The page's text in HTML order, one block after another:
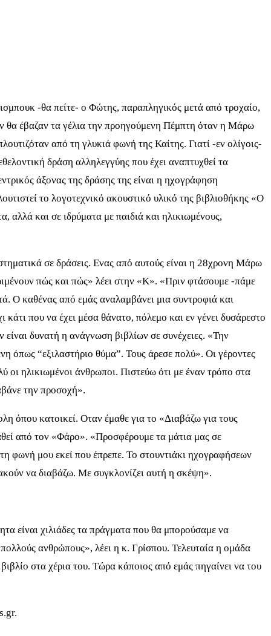
-θα πείτε- ο Φώτης, παραπληγικός μετά από τροχαίο,
θα έβαζαν τα γέλια την προηγούμενη Πέμπτη όταν η Μάρω
από τη γλυκιά φωνή της Καίτης. Γιατί -εν ολίγοις-
δράση αλληλεγγύης που έχει αναπτυχθεί τα
άξονας της δράσης της είναι η ηχογράφηση
το λογοτεχνικό ακουστικό υλικό της βιβλιοθήκης «Ο
και σε ιδρύματα με παιδιά και ηλικιωμένους,
σε δράσεις. Ενας από αυτούς είναι η 28χρονη Μάρω
πώς και πώς» λέει στην «Κ». «Πριν φτάσουμε -πάμε
Ο καθένας από εμάς αναλαμβάνει μια συντροφιά και
που να έχει μέσα θάνατο, πόλεμο και εν γένει δυσάρεστο
δυνατή η ανάγνωση βιβλίων σε συνέχειες. «Την
όπως “εξιλαστήριο θύμα”. Τους άρεσε πολύ». Οι γέροντες
ηλικιωμένοι άνθρωποι. Πιστεύω ότι με έναν τρόπο στα
την προσοχή».
όπου κατοικεί. Οταν έμαθε για το «Διαβάζω για τους
από τον «Φάρο». «Προσφέρουμε τα μάτια μας σε
φωνή μου εκεί που έπρεπε. Το στουντιάκι ηχογραφήσεων
να διαβάζω. Με συγκλονίζει αυτή η σκέψη».
είναι χιλιάδες τα πράγματα που θα μπορούσαμε να
ανθρώπους», λέει η κ. Γρίσπου. Τελευταία η ομάδα
στα χέρια του. Τώρα κάποιος από εμάς πηγαίνει να του
.